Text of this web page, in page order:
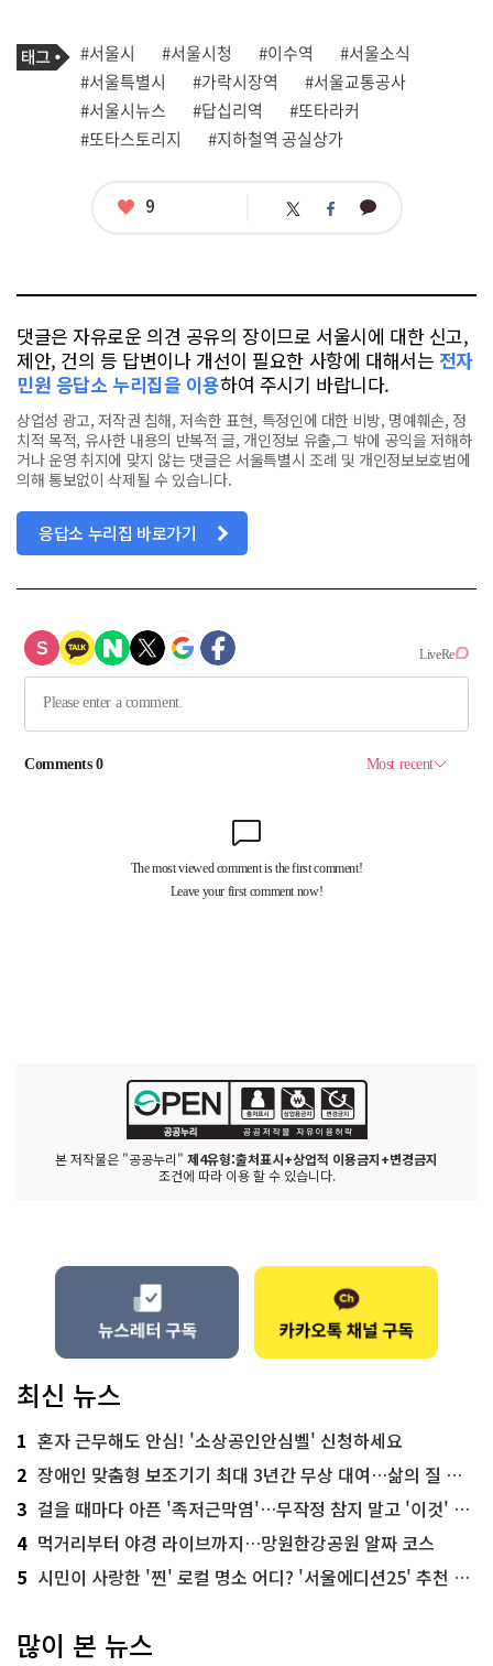
기
사
관
련
태
그
태
그
#서울시 #서울시청 #이수역
#서울소식
#서울특별시
#가락시장역
#서울교통공사
#서울시뉴스
#답십리역
#또타라커
#또타스토리지
#지하철역 공실상가
좋
9 트 페 카
댓글은 자유로운 의견 공유의 장이므로 서울시에 대한 신고,
제안, 건의 등 답변이나 개선이 필요한 사항에 대해서는 전자
민원 응답소 누리집을 이용하여 주시기 바랍니다.
상업성 광고, 저작권 침해, 저속한 표현, 특정인에 대한 비방, 명예훼손, 정
치적 목적, 유사한 내용의 반복적 글, 개인정보 유출,그 밖에 공익을 저해하
거나 운영 취지에 맞지 않는 댓글은 서울특별시 조례 및 개인정보보호법에
의해 통보없이 삭제될 수 있습니다.
응답소 누리집 바로가기
본 저작물은 "공공누리" 제4유형:출처표시+상업적 이용금지+변경금지
조건에 따라 이용 할 수 있습니다.
최신 뉴스
1 혼자 근무해도 안심! '소상공인안심벨' 신청하세요
2 장애인 맞춤형 보조기기 최대 3년간 무상 대여…삶의 질 높인다
3 걸을 때마다 아픈 '족저근막염'…무작정 참지 말고 '이것' 해보세요!
4 먹거리부터 야경 라이브까지…망원한강공원 알짜 코스
5 시민이 사랑한 '찐' 로컬 명소 어디? '서울에디션25' 추천 코스
많이 본 뉴스